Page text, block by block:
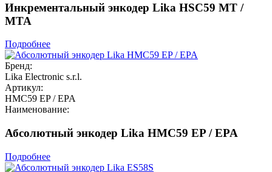
Инкрементальный энкодер Lika HSC59 MT /
MTA
Подробнее
Бренд:
Lika Electronic s.r.l.
Артикул:
HMC59 EP / EPA
Наименование:
Абсолютный энкодер Lika HMC59 EP / EPA
Подробнее